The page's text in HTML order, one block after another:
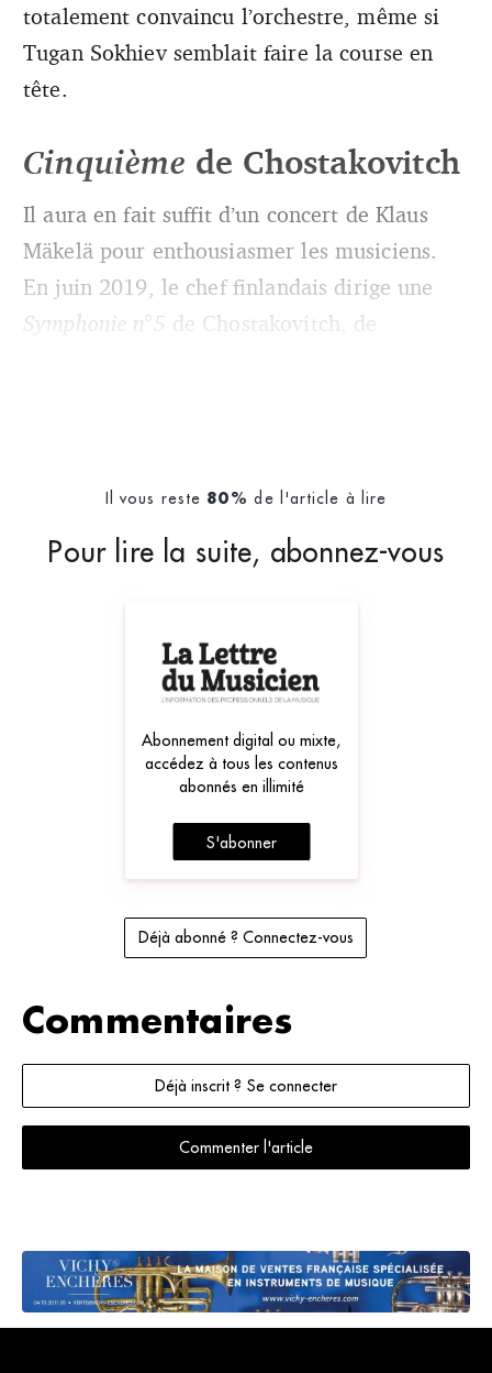
totalement convaincu l’orchestre, même si
Tugan Sokhiev semblait faire la course en
tête.
Cinquième de Chostakovitch
Il aura en fait suffit d’un concert de Klaus
Mäkelä pour enthousiasmer les musiciens.
En juin 2019, le chef finlandais dirige une
Symphonie n°5 de Chostakovitch, de
Il vous reste 80% de l'article à lire
Pour lire la suite, abonnez-vous
Abonnement digital ou mixte,
accédez à tous les contenus
abonnés en illimité
S'abonner
Déjà abonné ? Connectez-vous
Commentaires
Déjà inscrit ? Se connecter
Commenter l'article